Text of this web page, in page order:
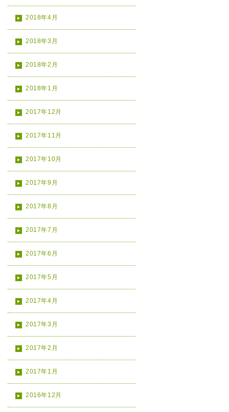
2018年4月
2018年3月
2018年2月
2018年1月
2017年12月
2017年11月
2017年10月
2017年9月
2017年8月
2017年7月
2017年6月
2017年5月
2017年4月
2017年3月
2017年2月
2017年1月
2016年12月